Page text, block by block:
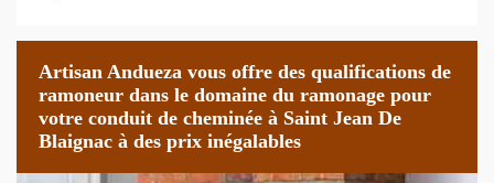
Artisan Andueza vous offre des qualifications de
ramoneur dans le domaine du ramonage pour
votre conduit de cheminée à Saint Jean De
Blaignac à des prix inégalables